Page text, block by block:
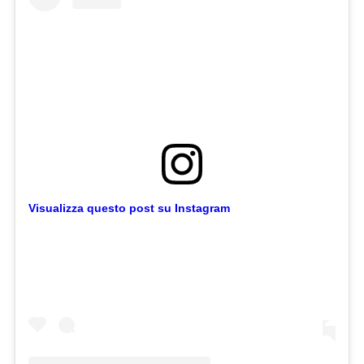
Visualizza questo post su Instagram